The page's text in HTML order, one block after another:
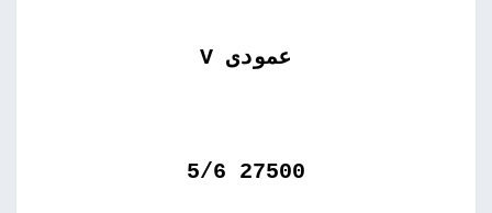
عمودى V
27500 5/6